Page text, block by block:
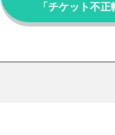
「チケット不